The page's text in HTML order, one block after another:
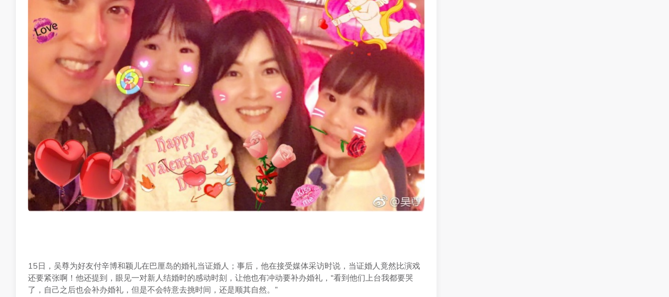
15日，吴尊为好友付辛博和颖儿在巴厘岛的婚礼当证婚人；事后，他在接受媒体采访时说，当证婚人竟然比演戏
还要紧张啊！他还提到，眼见一对新人结婚时的感动时刻，让他也有冲动要补办婚礼，“看到他们上台我都要哭
了，自己之后也会补办婚礼，但是不会特意去挑时间，还是顺其自然。”